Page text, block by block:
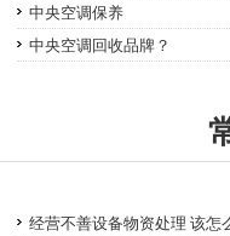
物资
中央空调保养
中央空调回收品牌？
经营不善设备物资处理 该怎